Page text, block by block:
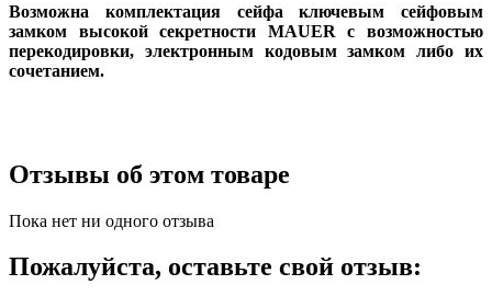
Возможна комплектация сейфа ключевым сейфовым
замком высокой секретности MAUER с возможностью
перекодировки, электронным кодовым замком либо их
сочетанием.
Отзывы об этом товаре
Пока нет ни одного отзыва
Пожалуйста, оставьте свой отзыв: